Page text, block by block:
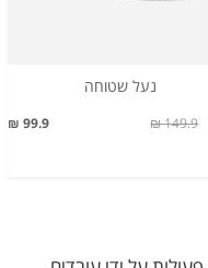
נעל שטוחה
99.9 ₪ 149.9 ₪